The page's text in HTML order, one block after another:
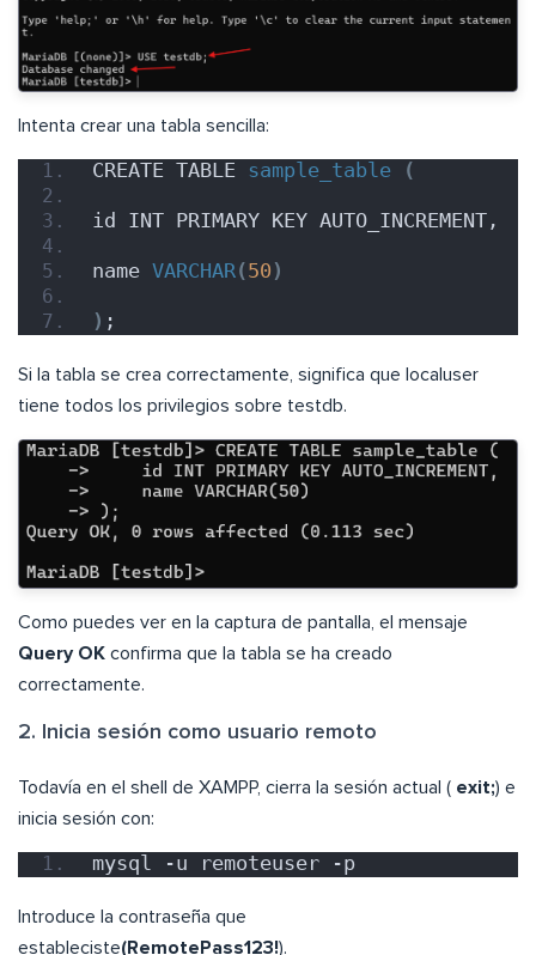
Intenta crear una tabla sencilla:
CREATE TABLE sample_table (
id INT PRIMARY KEY AUTO_INCREMENT,
name VARCHAR(50 )
) ;
Si la tabla se crea correctamente, significa que localuser
tiene todos los privilegios sobre testdb.
Como puedes ver en la captura de pantalla, el mensaje
Query OK confirma que la tabla se ha creado
correctamente.
2. Inicia sesión como usuario remoto
Todavía en el shell de XAMPP, cierra la sesión actual ( exit;) e
inicia sesión con:
mysql -u remoteuser -p
Introduce la contraseña que
estableciste(RemotePass123!).